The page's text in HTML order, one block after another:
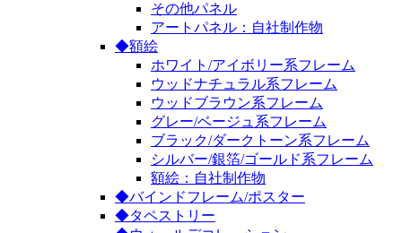
その他パネル
アートパネル：自社制作物
◆額絵
ホワイト/アイボリー系フレーム
ウッドナチュラル系フレーム
ウッドブラウン系フレーム
グレー/ベージュ系フレーム
ブラック/ダークトーン系フレーム
シルバー/銀箔/ゴールド系フレーム
額絵：自社制作物
◆バインドフレーム/ポスター
◆タペストリー